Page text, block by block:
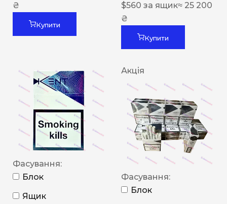
₴
Купити
$560 за ящик≈ 25 200
₴
Купити
Фасування:
Блок
Ящик
Акція
Фасування:
Блок